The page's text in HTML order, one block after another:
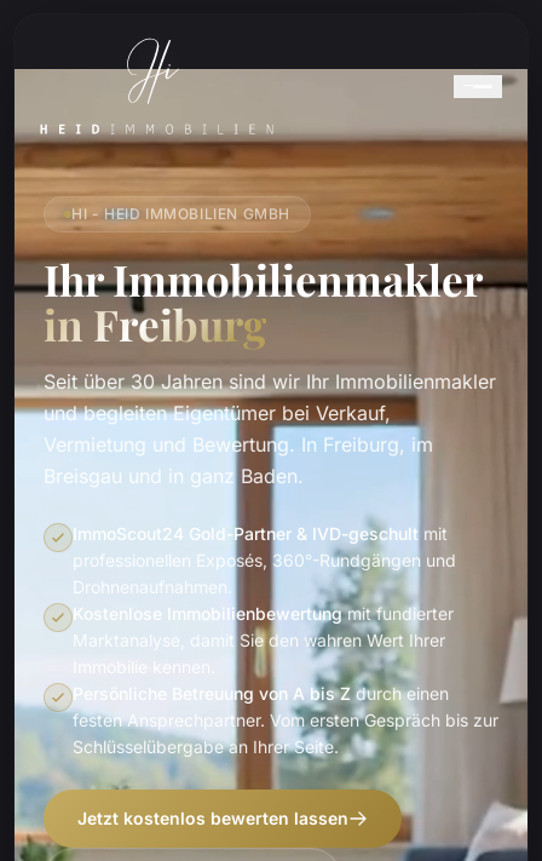
HI - HEID IMMOBILIEN GMBH
Ihr Immobilienmakler
in Freiburg
Seit über 30 Jahren sind wir Ihr Immobilienmakler
und begleiten Eigentümer bei Verkauf,
Vermietung und Bewertung. In Freiburg, im
Breisgau und in ganz Baden.
ImmoScout24 Gold-Partner & IVD-geschult mit
professionellen Exposés, 360°-Rundgängen und
Drohnenaufnahmen.
Kostenlose Immobilienbewertungmit fundierter
Marktanalyse, damit Sie den wahren Wert Ihrer
Immobilie kennen.
Persönliche Betreuung von A bis Z durch einen
festen Ansprechpartner. Vom ersten Gespräch bis zur
Schlüsselübergabe an Ihrer Seite.
Jetzt kostenlos bewerten lassen